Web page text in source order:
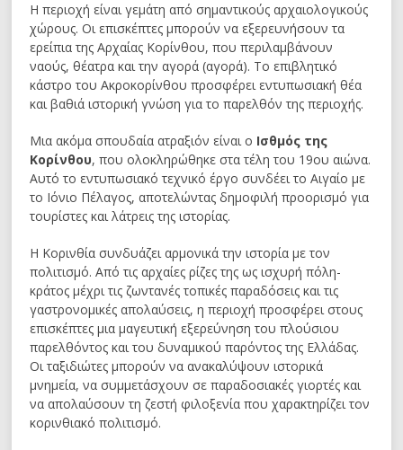
Η περιοχή είναι γεμάτη από σημαντικούς αρχαιολογικούς
χώρους. Οι επισκέπτες μπορούν να εξερευνήσουν τα
ερείπια της Αρχαίας Κορίνθου, που περιλαμβάνουν
ναούς, θέατρα και την αγορά (αγορά). Το επιβλητικό
κάστρο του Ακροκορίνθου προσφέρει εντυπωσιακή θέα
και βαθιά ιστορική γνώση για το παρελθόν της περιοχής.
Μια ακόμα σπουδαία ατραξιόν είναι ο Ισθμός της
Κορίνθου, που ολοκληρώθηκε στα τέλη του 19ου αιώνα.
Αυτό το εντυπωσιακό τεχνικό έργο συνδέει το Αιγαίο με
το Ιόνιο Πέλαγος, αποτελώντας δημοφιλή προορισμό για
τουρίστες και λάτρεις της ιστορίας.
Η Κορινθία συνδυάζει αρμονικά την ιστορία με τον
πολιτισμό. Από τις αρχαίες ρίζες της ως ισχυρή πόλη-
κράτος μέχρι τις ζωντανές τοπικές παραδόσεις και τις
γαστρονομικές απολαύσεις, η περιοχή προσφέρει στους
επισκέπτες μια μαγευτική εξερεύνηση του πλούσιου
παρελθόντος και του δυναμικού παρόντος της Ελλάδας.
Οι ταξιδιώτες μπορούν να ανακαλύψουν ιστορικά
μνημεία, να συμμετάσχουν σε παραδοσιακές γιορτές και
να απολαύσουν τη ζεστή φιλοξενία που χαρακτηρίζει τον
κορινθιακό πολιτισμό.